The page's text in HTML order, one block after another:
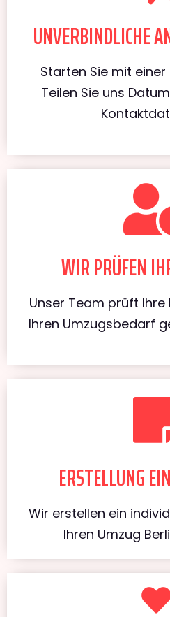
UNVERBINDLICHE
Starten Sie mit
Teilen Sie uns
WIR PRÜFEN
Unser Team prüft
Ihren Umzugsbedarf
ERSTELLUNG
Wir erstellen ein
Ihren Umzug